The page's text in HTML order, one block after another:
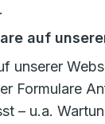
auf
unserer
Formulare
– u.a.